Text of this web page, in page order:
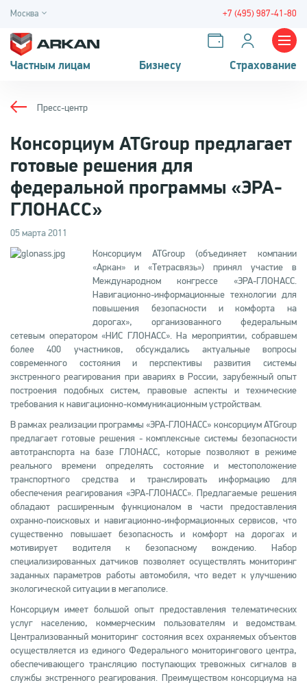
Москва +7 (495) 987-41-80
Частным лицам Бизнесу Страхование
Пресс-центр
Консорциум ATGroup предлагает
готовые решения для
федеральной программы «ЭРА-
ГЛОНАСС»
05 марта 2011
Консорциум ATGroup (объединяет компании
«Аркан» и «Тетрасвязь») принял участие в
Международном конгрессе «ЭРА-ГЛОНАСС.
Навигационно-информационные технологии для
повышения безопасности и комфорта на
дорогах», организованного федеральным
сетевым оператором «НИС ГЛОНАСС». На мероприятии, собравшем
более 400 участников, обсуждались актуальные вопросы
современного состояния и перспективы развития системы
экстренного реагирования при авариях в России, зарубежный опыт
построения подобных систем, правовые аспекты и технические
требования к навигационно-коммуникационным устройствам.
В рамках реализации программы «ЭРА-ГЛОНАСС» консорциум ATGroup
предлагает готовые решения - комплексные системы безопасности
автотранспорта на базе ГЛОНАСС, которые позволяют в режиме
реального времени определять состояние и местоположение
транспортного средства и транслировать информацию для
обеспечения реагирования «ЭРА-ГЛОНАСС». Предлагаемые решения
обладают расширенным функционалом в части предоставления
охранно-поисковых и навигационно-информационных сервисов, что
существенно повышает безопасность и комфорт на дорогах и
мотивирует водителя к безопасному вождению. Набор
специализированных датчиков позволяет осуществлять мониторинг
заданных параметров работы автомобиля, что ведет к улучшению
экологической ситуации в мегаполисе.
Консорциум имеет большой опыт предоставления телематических
услуг населению, коммерческим пользователям и ведомствам.
Централизованный мониторинг состояния всех охраняемых объектов
осуществляется из единого Федерального мониторингового центра,
обеспечивающего трансляцию поступающих тревожных сигналов в
службы экстренного реагирования. Преимуществом консорциума на